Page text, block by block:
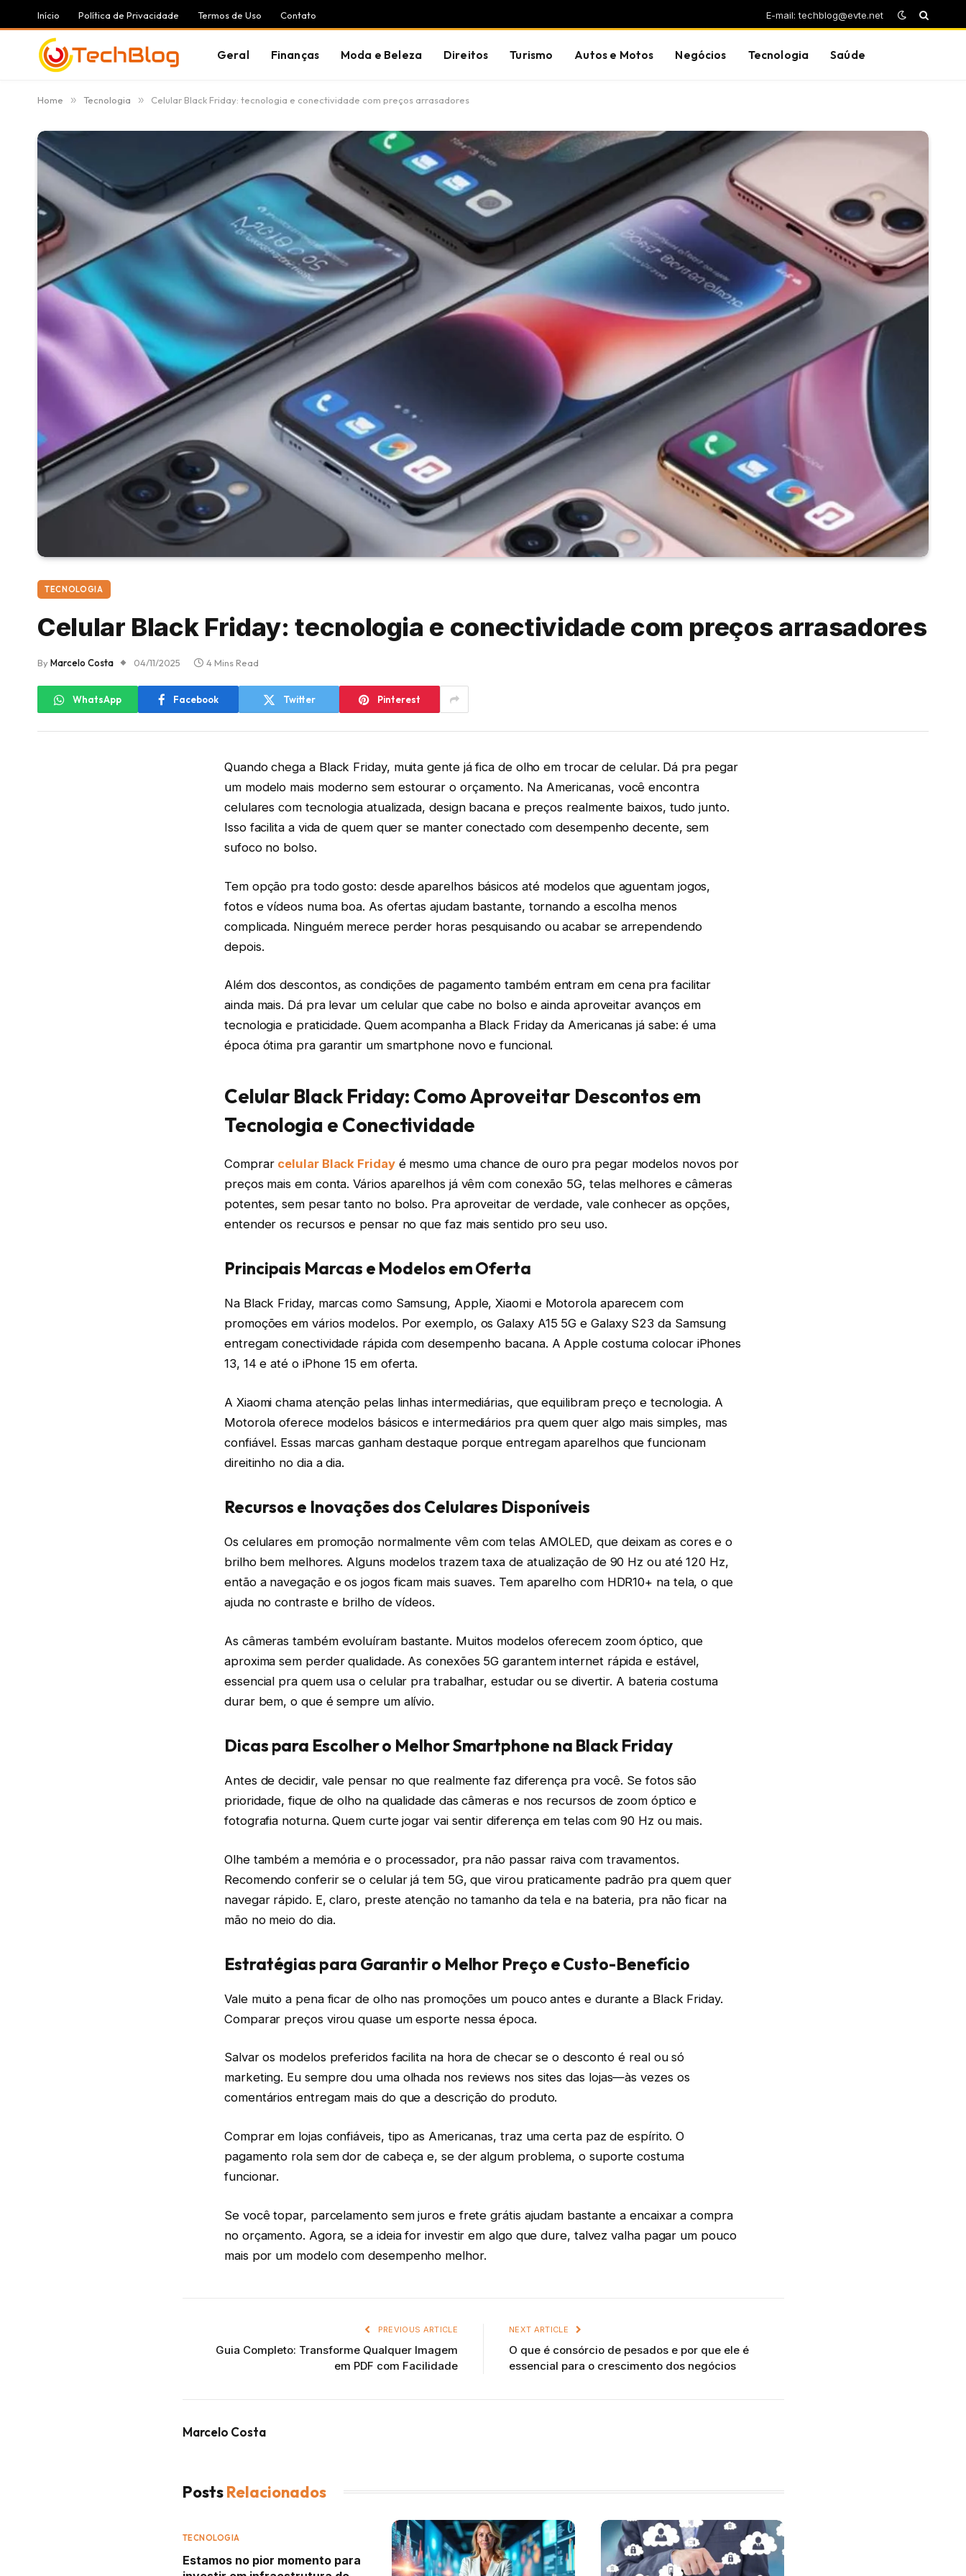
Início Política de Privacidade Termos de Uso Contato E-mail: techblog@evte.net
Geral Finanças Moda e Beleza Direitos Turismo Autos e Motos Negócios Tecnologia Saúde
Home » Tecnologia » Celular Black Friday: tecnologia e conectividade com preços arrasadores
TECNOLOGIA
Celular Black Friday: tecnologia e conectividade com preços arrasadores
ByMarcelo Costa 04/11/2025 4 Mins Read
WhatsApp Facebook Twitter Pinterest
Quando chega a Black Friday, muita gente já fica de olho em trocar de celular. Dá pra pegar
um modelo mais moderno sem estourar o orçamento. Na Americanas, você encontra
celulares com tecnologia atualizada, design bacana e preços realmente baixos, tudo junto.
Isso facilita a vida de quem quer se manter conectado com desempenho decente, sem
sufoco no bolso.
Tem opção pra todo gosto: desde aparelhos básicos até modelos que aguentam jogos,
fotos e vídeos numa boa. As ofertas ajudam bastante, tornando a escolha menos
complicada. Ninguém merece perder horas pesquisando ou acabar se arrependendo
depois.
Além dos descontos, as condições de pagamento também entram em cena pra facilitar
ainda mais. Dá pra levar um celular que cabe no bolso e ainda aproveitar avanços em
tecnologia e praticidade. Quem acompanha a Black Friday da Americanas já sabe: é uma
época ótima pra garantir um smartphone novo e funcional.
Celular Black Friday: Como Aproveitar Descontos em
Tecnologia e Conectividade
Comprar celular Black Fridayé mesmo uma chance de ouro pra pegar modelos novos por
preços mais em conta. Vários aparelhos já vêm com conexão 5G, telas melhores e câmeras
potentes, sem pesar tanto no bolso. Pra aproveitar de verdade, vale conhecer as opções,
entender os recursos e pensar no que faz mais sentido pro seu uso.
Principais Marcas e Modelos em Oferta
Na Black Friday, marcas como Samsung, Apple, Xiaomi e Motorola aparecem com
promoções em vários modelos. Por exemplo, os Galaxy A15 5G e Galaxy S23 da Samsung
entregam conectividade rápida com desempenho bacana. A Apple costuma colocar iPhones
13, 14 e até o iPhone 15 em oferta.
A Xiaomi chama atenção pelas linhas intermediárias, que equilibram preço e tecnologia. A
Motorola oferece modelos básicos e intermediários pra quem quer algo mais simples, mas
confiável. Essas marcas ganham destaque porque entregam aparelhos que funcionam
direitinho no dia a dia.
Recursos e Inovações dos Celulares Disponíveis
Os celulares em promoção normalmente vêm com telas AMOLED, que deixam as cores e o
brilho bem melhores. Alguns modelos trazem taxa de atualização de 90 Hz ou até 120 Hz,
então a navegação e os jogos ficam mais suaves. Tem aparelho com HDR10+ na tela, o que
ajuda no contraste e brilho de vídeos.
As câmeras também evoluíram bastante. Muitos modelos oferecem zoom óptico, que
aproxima sem perder qualidade. As conexões 5G garantem internet rápida e estável,
essencial pra quem usa o celular pra trabalhar, estudar ou se divertir. A bateria costuma
durar bem, o que é sempre um alívio.
Dicas para Escolher o Melhor Smartphone na Black Friday
Antes de decidir, vale pensar no que realmente faz diferença pra você. Se fotos são
prioridade, fique de olho na qualidade das câmeras e nos recursos de zoom óptico e
fotografia noturna. Quem curte jogar vai sentir diferença em telas com 90 Hz ou mais.
Olhe também a memória e o processador, pra não passar raiva com travamentos.
Recomendo conferir se o celular já tem 5G, que virou praticamente padrão pra quem quer
navegar rápido. E, claro, preste atenção no tamanho da tela e na bateria, pra não ficar na
mão no meio do dia.
Estratégias para Garantir o Melhor Preço e Custo-Benefício
Vale muito a pena ficar de olho nas promoções um pouco antes e durante a Black Friday.
Comparar preços virou quase um esporte nessa época.
Salvar os modelos preferidos facilita na hora de checar se o desconto é real ou só
marketing. Eu sempre dou uma olhada nos reviews nos sites das lojas—às vezes os
comentários entregam mais do que a descrição do produto.
Comprar em lojas confiáveis, tipo as Americanas, traz uma certa paz de espírito. O
pagamento rola sem dor de cabeça e, se der algum problema, o suporte costuma
funcionar.
Se você topar, parcelamento sem juros e frete grátis ajudam bastante a encaixar a compra
no orçamento. Agora, se a ideia for investir em algo que dure, talvez valha pagar um pouco
mais por um modelo com desempenho melhor.
PREVIOUS ARTICLE
Guia Completo: Transforme Qualquer Imagem
em PDF com Facilidade
NEXT ARTICLE
O que é consórcio de pesados e por que ele é
essencial para o crescimento dos negócios
Marcelo Costa
PostsRelacionados
TECNOLOGIA
Estamos no pior momento para